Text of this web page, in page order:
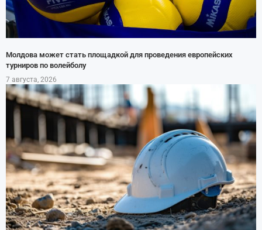
Молдова может стать площадкой для проведения европейских
турниров по волейболу
7 августа, 2026